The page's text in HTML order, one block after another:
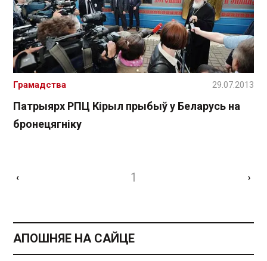
Патрыярх РПЦ Кірыл прыбыў у Беларусь на
бронецягніку
Грамадства 29.07.2013
‹ 1 ›
АПОШНЯЕ НА САЙЦЕ